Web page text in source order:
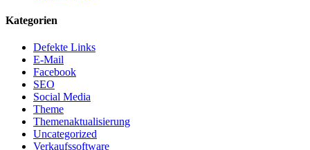
Kategorien
Defekte Links
E-Mail
Facebook
SEO
Social Media
Theme
Themenaktualisierung
Uncategorized
Verkaufssoftware